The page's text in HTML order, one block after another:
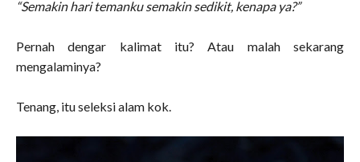
“Semakin hari temanku semakin sedikit, kenapa ya?”
Pernah dengar kalimat itu? Atau malah sekarang
mengalaminya?
Tenang, itu seleksi alam kok.